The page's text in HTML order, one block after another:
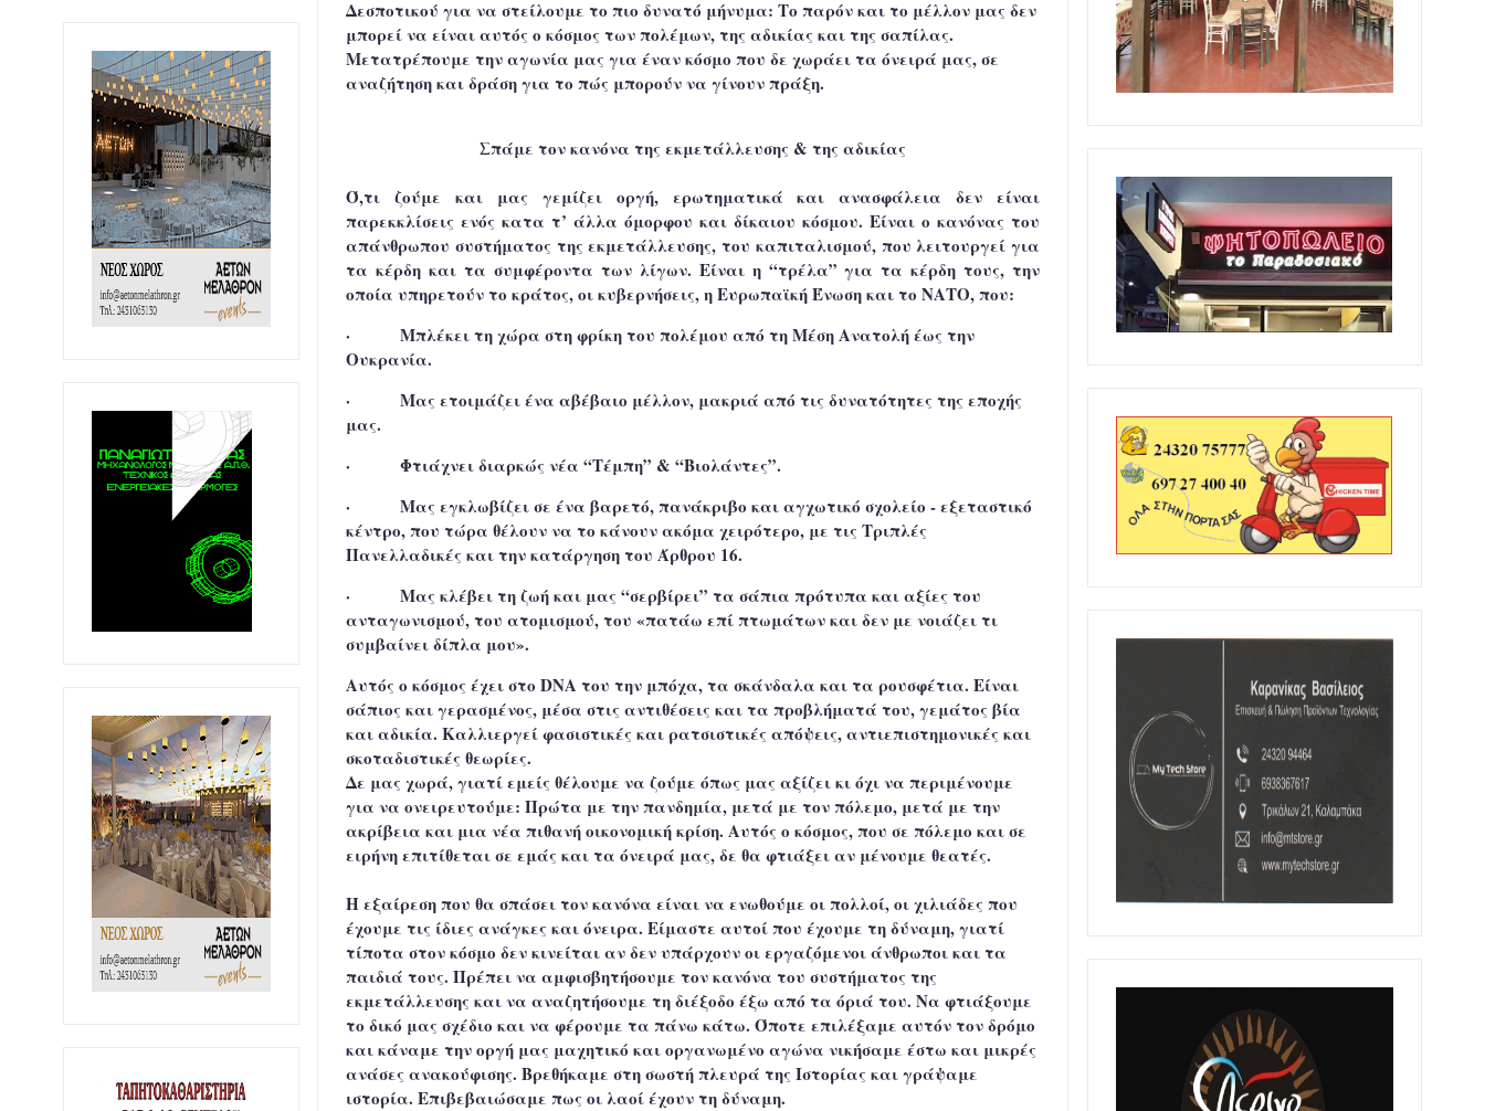
Δεσποτικού για να στείλουμε το πιο δυνατό μήνυμα: Το παρόν και το μέλλον μας δεν
μπορεί να είναι αυτός ο κόσμος των πολέμων, της αδικίας και της σαπίλας.
Μετατρέπουμε την αγωνία μας για έναν κόσμο που δε χωράει τα όνειρά μας, σε
αναζήτηση και δράση για το πώς μπορούν να γίνουν πράξη.
Σπάμε τον κανόνα της εκμετάλλευσης & της αδικίας
Ό,τι ζούμε και μας γεμίζει οργή, ερωτηματικά και ανασφάλεια δεν είναι
παρεκκλίσεις ενός κατα τ’ άλλα όμορφου και δίκαιου κόσμου. Είναι ο κανόνας του
απάνθρωπου συστήματος της εκμετάλλευσης, του καπιταλισμού, που λειτουργεί για
τα κέρδη και τα συμφέροντα των λίγων. Είναι η “τρέλα” για τα κέρδη τους, την
οποία υπηρετούν το κράτος, οι κυβερνήσεις, η Ευρωπαϊκή Ένωση και το ΝΑΤΟ, που:
·
Μπλέκει τη χώρα στη φρίκη του πολέμου από τη Μέση Ανατολή έως την
Ουκρανία.
·
Μας ετοιμάζει ένα αβέβαιο μέλλον, μακριά από τις δυνατότητες της εποχής
μας.
·
Φτιάχνει διαρκώς νέα “Τέμπη” & “Βιολάντες”.
·
Μας εγκλωβίζει σε ένα βαρετό, πανάκριβο και αγχωτικό σχολείο - εξεταστικό
κέντρο, που τώρα θέλουν να το κάνουν ακόμα χειρότερο, με τις Τριπλές
Πανελλαδικές και την κατάργηση του Άρθρου 16.
·
Mας κλέβει τη ζωή και μας “σερβίρει” τα σάπια πρότυπα και αξίες του
ανταγωνισμού, του ατομισμού, του «πατάω επί πτωμάτων και δεν με νοιάζει τι
συμβαίνει δίπλα μου».
Αυτός ο κόσμος έχει στο DNA του την μπόχα, τα σκάνδαλα και τα ρουσφέτια. Είναι
σάπιος και γερασμένος, μέσα στις αντιθέσεις και τα προβλήματά του, γεμάτος βία
και αδικία. Καλλιεργεί φασιστικές και ρατσιστικές απόψεις, αντιεπιστημονικές και
σκοταδιστικές θεωρίες.
Δε μας χωρά, γιατί εμείς θέλουμε να ζούμε όπως μας αξίζει κι όχι να περιμένουμε
για να ονειρευτούμε: Πρώτα με την πανδημία, μετά με τον πόλεμο, μετά με την
ακρίβεια και μια νέα πιθανή οικονομική κρίση. Αυτός ο κόσμος, που σε πόλεμο και σε
ειρήνη επιτίθεται σε εμάς και τα όνειρά μας, δε θα φτιάξει αν μένουμε θεατές.
Η εξαίρεση που θα σπάσει τον κανόνα είναι να ενωθούμε οι πολλοί, οι χιλιάδες που
έχουμε τις ίδιες ανάγκες και όνειρα. Είμαστε αυτοί που έχουμε τη δύναμη, γιατί
τίποτα στον κόσμο δεν κινείται αν δεν υπάρχουν οι εργαζόμενοι άνθρωποι και τα
παιδιά τους. Πρέπει να αμφισβητήσουμε τον κανόνα του συστήματος της
εκμετάλλευσης και να αναζητήσουμε τη διέξοδο έξω από τα όριά του. Να φτιάξουμε
το δικό μας σχέδιο και να φέρουμε τα πάνω κάτω. Όποτε επιλέξαμε αυτόν τον δρόμο
και κάναμε την οργή μας μαχητικό και οργανωμένο αγώνα νικήσαμε έστω και μικρές
ανάσες ανακούφισης. Βρεθήκαμε στη σωστή πλευρά της Ιστορίας και γράψαμε
ιστορία. Επιβεβαιώσαμε πως οι λαοί έχουν τη δύναμη.